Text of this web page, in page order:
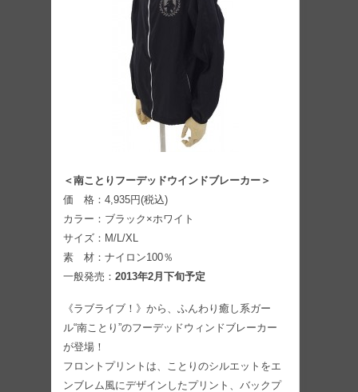
＜南ことりフーデッドウインドブレーカー＞
価 格：4,935円(税込)
カラー：ブラック×ホワイト
サイズ：M/L/XL
素 材：ナイロン100％
一般発売： 2013年2月下旬予定
《ラブライブ！》から、ふんわり癒し系ガー
ル“南ことり”のフーデッドウィンドブレーカー
が登場！
フロントプリントは、ことりのシルエットをエ
ンブレム風にデザインしたプリント、バックプ